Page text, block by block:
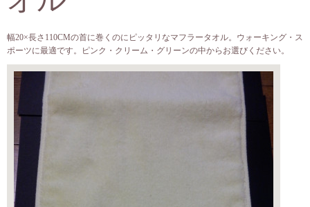
幅20×長さ110CMの首に巻くのにピッタリなマフラータオル。ウォーキング・ス
ポーツに最適です。ピンク・クリーム・グリーンの中からお選びください。